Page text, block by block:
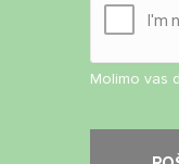
Molimo vas